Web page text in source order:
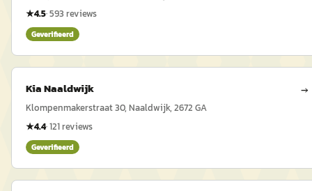
★4.5·593 reviews
Geverifieerd
Kia Naaldwijk →
Klompenmakerstraat 30, Naaldwijk, 2672 GA
★4.4·121reviews
Geverifieerd